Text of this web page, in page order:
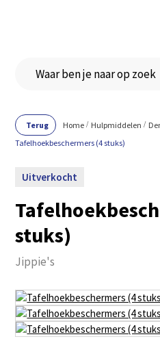
Terug Home Hulpmiddelen
Tafelhoekbeschermers (4 stuks)
Uitverkocht
stuks)
Jippie's